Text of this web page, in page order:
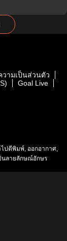
วามเป็นส่วนตัว
Goal Live
ปตีพิมพ์, ออกอากาศ,
นลายลักษณ์อักษร